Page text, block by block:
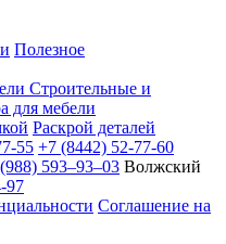
Полезное
Строительные и
для мебели
Раскрой деталей
55 +7 (8442) 52-77-60
593‒93‒03 Волжский
97
Соглашение на